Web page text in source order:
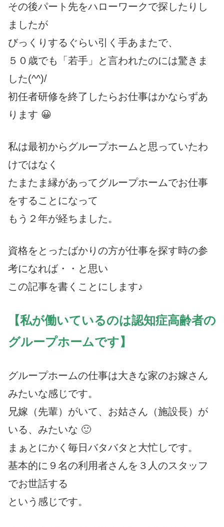
その後パート先をハローワークで探したりし
ましたが
びっくりするぐらい引く手あまたで、
５０歳でも「若手」と言われたのには驚きま
した(^^)/
初任者研修を終了したらお仕事はかならずあ
ります 😀
私は最初からグループホームと思っていたわ
けではなく
たまたま縁があってグループホームでお仕事
をすることになって
もう２年が経ちました。
資格をとったばかりの方が仕事を探す時の参
考になれば・・と思い
この記事を書くことにします♪
【私が働いているのは認知症高齢者の
グループホームです】
グループホームの仕事は大きな家のお嫁さん
みたいな感じです。
兄嫁（先輩）がいて、お姑さん（施設長）が
いる、みたいな 🙂
まぁとにかく毎日バタバタと大忙しです。
基本的に９名の利用者さんを３人のスタッフ
でお世話する
という感じです。